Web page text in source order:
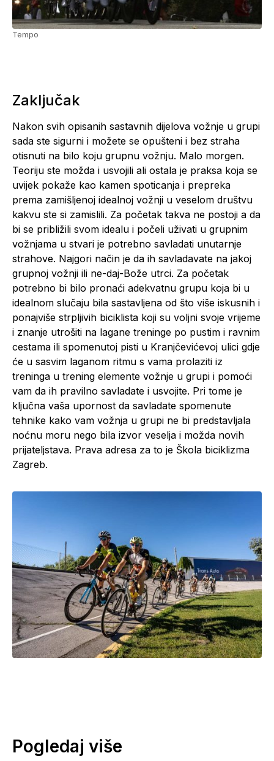
Tempo
Zaključak
Nakon svih opisanih sastavnih dijelova vožnje u grupi
sada ste sigurni i možete se opušteni i bez straha
otisnuti na bilo koju grupnu vožnju. Malo morgen.
Teoriju ste možda i usvojili ali ostala je praksa koja se
uvijek pokaže kao kamen spoticanja i prepreka
prema zamišljenoj idealnoj vožnji u veselom društvu
kakvu ste si zamislili. Za početak takva ne postoji a da
bi se približili svom idealu i počeli uživati u grupnim
vožnjama u stvari je potrebno savladati unutarnje
strahove. Najgori način je da ih savladavate na jakoj
grupnoj vožnji ili ne-daj-Bože utrci. Za početak
potrebno bi bilo pronaći adekvatnu grupu koja bi u
idealnom slučaju bila sastavljena od što više iskusnih i
ponajviše strpljivih biciklista koji su voljni svoje vrijeme
i znanje utrošiti na lagane treninge po pustim i ravnim
cestama ili spomenutoj pisti u Kranjčevićevoj ulici gdje
će u sasvim laganom ritmu s vama prolaziti iz
treninga u trening elemente vožnje u grupi i pomoći
vam da ih pravilno savladate i usvojite. Pri tome je
ključna vaša upornost da savladate spomenute
tehnike kako vam vožnja u grupi ne bi predstavljala
noćnu moru nego bila izvor veselja i možda novih
prijateljstava. Prava adresa za to je Škola biciklizma
Zagreb.
Pogledaj više